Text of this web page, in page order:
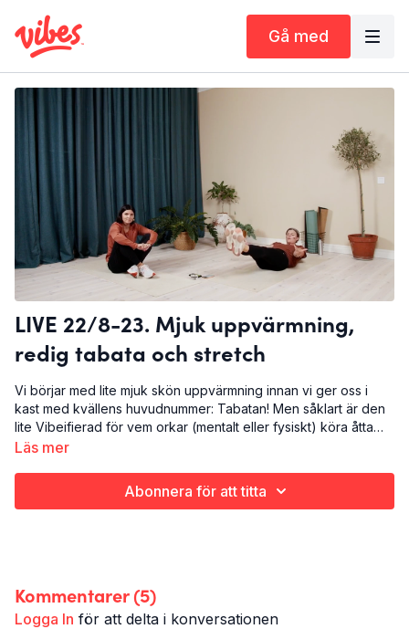
Gå med
LIVE 22/8-23. Mjuk uppvärmning,
redig tabata och stretch
Vi börjar med lite mjuk skön uppvärmning innan vi ger oss i
kast med kvällens huvudnummer: Tabatan! Men såklart är den
lite Vibeifierad för vem orkar (mentalt eller fysiskt) köra åtta
gånger av samma sak? 30 minuters styrketräning för hela
Läs mer
Abonnera för att titta
Kommentarer (5)
Logga In för att delta i konversationen